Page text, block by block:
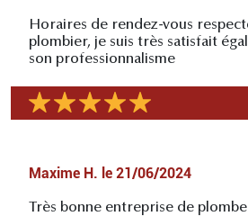
Horaires de rendez-vous
plombier, je suis très satisfait
son professionnalisme
Maxime H. le 21/06/2024
Très bonne entreprise de